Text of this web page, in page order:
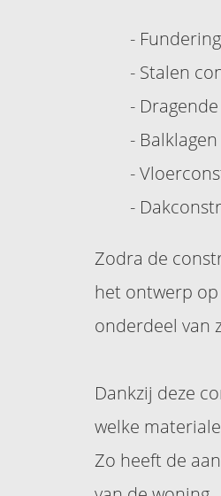
-
- Stalen
-
- Balklagen
-
-
Zodra de
het ontwerp
onderdeel van
Dankzij deze
welke
Zo heeft de